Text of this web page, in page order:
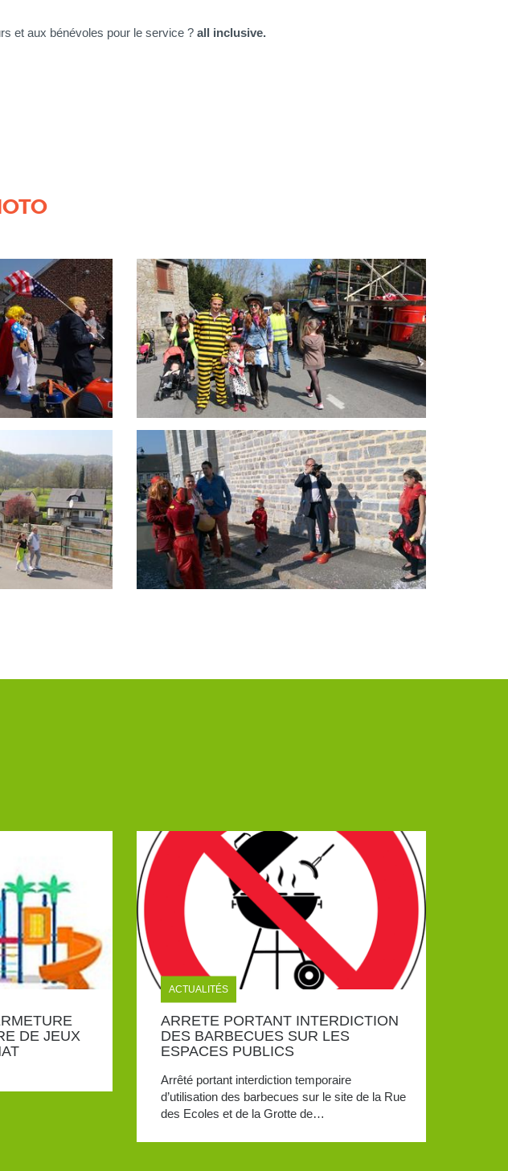
et aux bénévoles pour le service ? all inclusive.
DE JEUX
ACTUALITÉS
ARRETE PORTANT INTERDICTION
DES BARBECUES SUR LES
ESPACES PUBLICS
Arrêté portant interdiction temporaire
d’utilisation des barbecues sur le site de la Rue
des Ecoles et de la Grotte de…